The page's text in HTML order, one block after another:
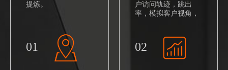
提炼。
01
户访问轨迹，跳出
率，模拟客户视角，
02